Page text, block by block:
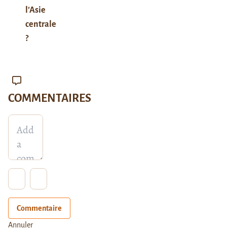
l’Asie
centrale
?
COMMENTAIRES
Commentaire
Annuler